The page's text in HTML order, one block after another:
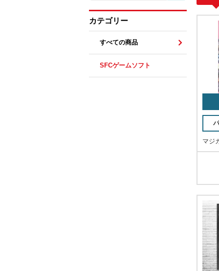
カテゴリー
すべての商品
SFCゲームソフト
マジ